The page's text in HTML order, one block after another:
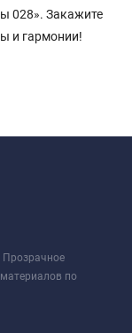
028». Закажите
и гармонии!
Прозрачное
по